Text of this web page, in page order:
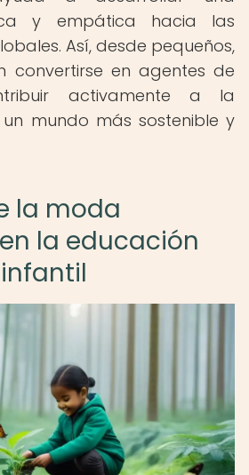
y empática hacia las
Así, desde pequeños,
convertirse en agentes de
activamente a la
mundo más sostenible y
la moda
la educación